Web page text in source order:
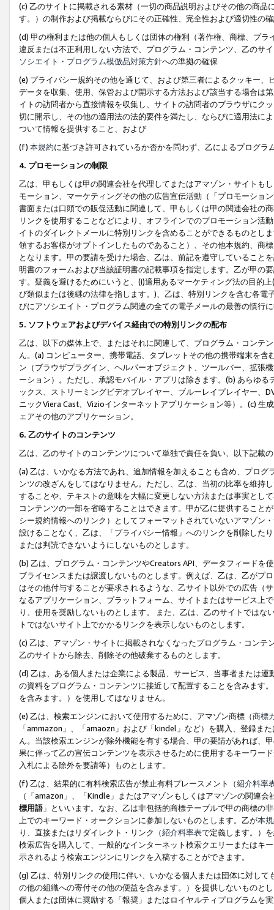
(c) 乙のサイトに掲載される素材（一切の商品説明およびその他の商
す。）の制作および掲載ならびにその正確性、完全性および適切性の
(d) 甲の権利または他の個人もしくは団体の権利（著作権、商標、プ
違反または不正利用しない方法で、プログラム・コンテンツ、乙のサ
ソシエイト・プログラム模倣品対策方針への準拠の確保
(e) プライバシー規約その他を通じて、および第三者によるクッキー
データを収集、使用、保管および開示する方法および該当する場合は
イトの訪問者から直接情報を収集し、サイトの訪問者のブラウザにク
切に開示し、その他の適用法の法的要件を満たし、ならびに適用法に
ついて情報を提供すること、および
(f) 本規約に基づき許可されているか否かを問わず、乙によるプログ
4. プロモーションの制限
乙は、甲もしくは甲の関連会社を代理してまたはアマゾン・サイトも
モーション、マーケティングその他の広告宣伝活動（「プロモーショ
書面または口頭での販促活動に関連して、甲もしくは甲の関連会社の
リンクを使用することなどにより、オフラインでのプロモーション活
イトのダイレクトメールに特別リンクを含めることができるものとし
領するお客様がオプトインしたものであること）、その他本規約、商
となります。甲の要請を受けた場合、乙は、前記を遵守していること
明書のフォームおよび当該証明書の記載事項を指定します。乙が甲の
す。疑義を避けるためにいうと、(i)適用あるマーケティング法の目的
び類似または後継の法律を指します。)、乙は、特別リンクを含む各
びにアソシエイト・プログラム関連の全ての電子メールの最善の慣行
5. ソフトウェアおよびデバイス経由での特別リンクの配布
乙は、以下の媒体上で、またはそれに関連して、プログラム・コンテ
ん。(a) コンピューター、携帯電話、タブレットその他の携帯端末を
ン（ブラウザプラグイン、ヘルパーオブジェクト、ツールバー、拡張
ーション）。ただし、承認モバイル・アプリは除きます。(b) あらゆ
ックス、ストリーミングビデオプレイヤー、ブルーレイプレイヤー、
ニックViera Cast、Vizioインターネットアプリケーション等）。(c)
ェアその他のアプリケーション。
6. 乙のサイトのコンテンツ
乙は、乙のサイトのコンテンツについて単独で責任を負い、以下記載
(a) 乙は、いかなる方法であれ、追加情報を加えることも含め、プロ
ンツの改ざんをしてはなりません。ただし、乙は、当初の比率を維持
することや、テキストの意味を大幅に変更しない方法または事実とし
コンテンツの一部を省略することはできます。甲が乙に提供すること
シー規約情報へのリンク）としてフォーマットされていないアマゾン
設けることなく、乙は、「プライバシー情報」へのリンクを削除した
または判読できないようにしないものとします。
(b) 乙は、プログラム・コンテンツやCreators API、データフィード
ブライセンスまたは譲渡しないものとします。例えば、乙は、乙がプ
はその他付与することが要求されるような、乙サイト以外での広告（
なるアプリケーション、プラットフォーム、サイトまたはサービス上
り、使用を奨励しないものとします。 また、乙は、乙のサイトでは
トではないサイト上でかかるリンクを表示しないものとします。
(c) 乙は、アマゾン・サイトに掲載されなくなったプログラム・コン
乙のサイトから除去、削除その他破棄するものとします。
(d) 乙は、ある個人または企業による製品、サービス、当事者または
の資料をプログラム・コンテンツに接近して配置することを含みます
を含みます。）を使用してはなりません。
(e) 乙は、検索エンジンにおいて使用するために、アマゾン商標（商標
「ammazon」、「amaozn」および「kindel」など）を購入、登録ま
ん。当該検索エンジンが除外機能を有する場合、甲の要請があれば、
果に伴って乙の宣伝コンテンツを表示させるために使用するキーワー
入札による除外を要請等）ものとします。
(f) 乙は、結果的に有料検索広告が禁止有料プレースメント（紹介料率
（「amazon」、「Kindle」またはアマゾンもしくはアマゾンの関連
標用語」といいます。なお、乙は非包括的商標テーブルで甲の商標の
上でのキーワード・オークションに参加しないものとします。乙が本
り、直接またはリダイレクト・リンク（紹介料率表で定義します。）
検索広告を購入して、一般的なインターネット検索クエリーまたはキ
示されるよう検索エンジンにリンクを入稿することができます。
(g) 乙は、特別リンクの使用に伴い、いかなる個人または団体に対し
の他の組織への寄付その他の便益を含みます。）を提供しないものと
個人または団体に奨励する「報奨」またはロイヤルティプログラムを